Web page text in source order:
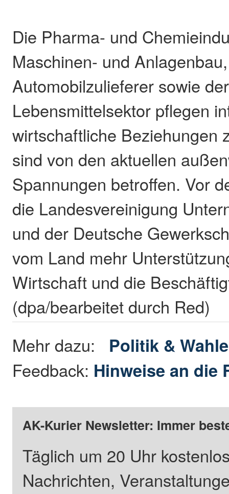
Die Pharma- und
Maschinen- und Anlagenbau,
Automobilzulieferer sowie
Lebensmittelsektor pflegen
wirtschaftliche Beziehungen
sind von den aktuellen
Spannungen betroffen. Vor
die Landesvereinigung
und der Deutsche
vom Land mehr
Wirtschaft und die
(dpa/bearbeitet durch Red)
Mehr dazu: Politik &
Feedback: Hinweise an die
AK-Kurier Newsletter: Immer
Täglich um 20 Uhr
Nachrichten,